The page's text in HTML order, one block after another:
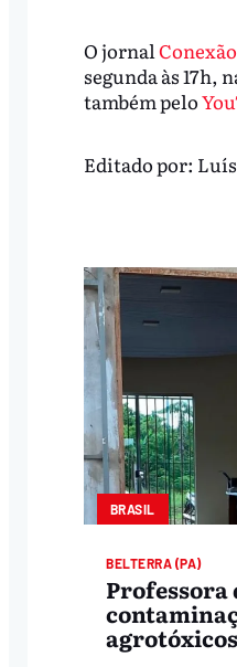
O jornal
segunda às 17h,
também pelo
Editado por:
BRASIL
BELTERRA (PA)
Professora